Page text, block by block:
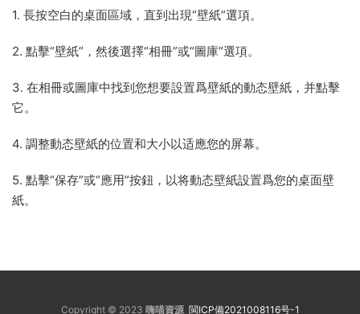
1. 長按空白的桌面區域，直到出現“壁紙”選項。
2. 點擊“壁紙”，然後選擇“相冊”或“圖庫”選項。
3. 在相冊或圖庫中找到您想要設置爲壁紙的動态壁紙，并點擊
它。
4. 調整動态壁紙的位置和大小以适應您的屏幕。
5. 點擊“保存”或“應用”按鈕，以将動态壁紙設置爲您的桌面壁
紙。
Copyright © 2023 嗨喵資源 閩ICP備2021008116号-1